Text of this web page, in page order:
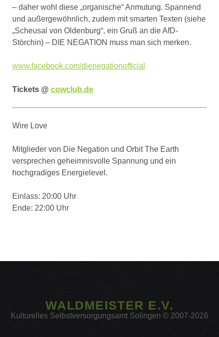
– daher wohl diese „organische“ Anmutung. Spannend
und außergewöhnlich, zudem mit smarten Texten (siehe
„Scheusal von Oldenburg“, ein Gruß an die AfD-
Störchin) – DIE NEGATION muss man sich merken.
www.facebook.com/dienegationofficial
Tickets @ cowclub.de
Wire Love
Mitglieder von Die Negation und Orbit The Earth
versprechen geheimnisvolle Spannung und ein
hochgradiges Energielevel.
Einlass: 20:00 Uhr
Ende: 22:00 Uhr
WALDMEISTER E.V.
Kulturelles Selbstversorgungsamt Solingen © 2007-2026